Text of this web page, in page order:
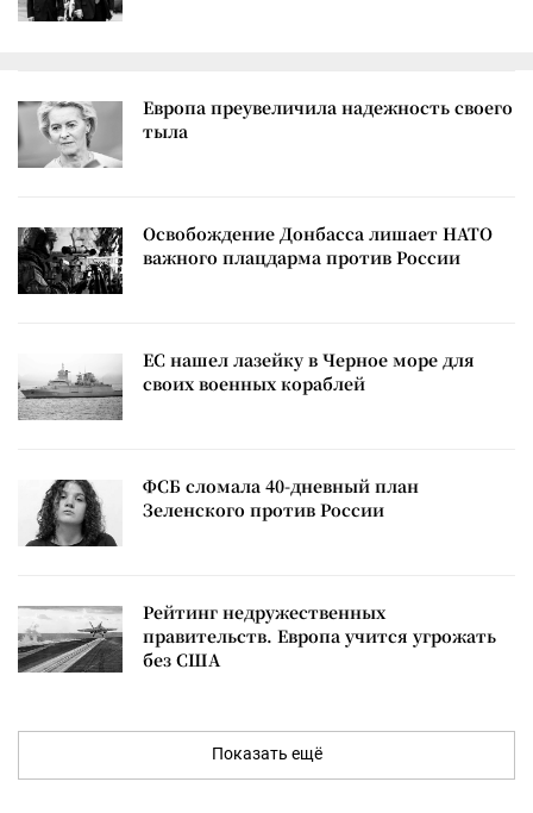
Европа преувеличила надежность своего
тыла
Освобождение Донбасса лишает НАТО
важного плацдарма против России
ЕС нашел лазейку в Черное море для
своих военных кораблей
ФСБ сломала 40-дневный план
Зеленского против России
Рейтинг недружественных
правительств. Европа учится угрожать
без США
Показать ещё